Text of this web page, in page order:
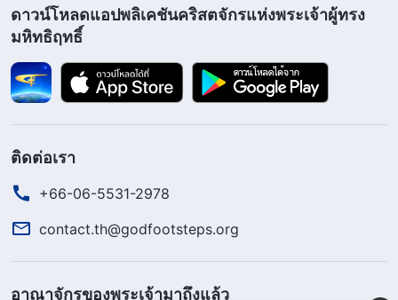
ดาวน์โหลดแอปพลิเคชันคริสตจักรแห่งพระเจ้าผู้ทรง
มหิทธิฤทธิ์
ติดต่อเรา
+66-06-5531-2978
contact.th@godfootsteps.org
อาณาจักรของพระเจ้ามาถึงแล้ว